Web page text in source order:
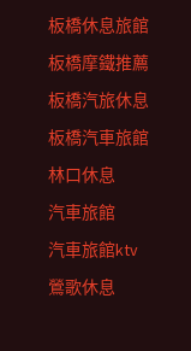
板橋休息旅館
板橋摩鐵推薦
板橋汽旅休息
板橋汽車旅館
林口休息
汽車旅館
汽車旅館ktv
鶯歌休息